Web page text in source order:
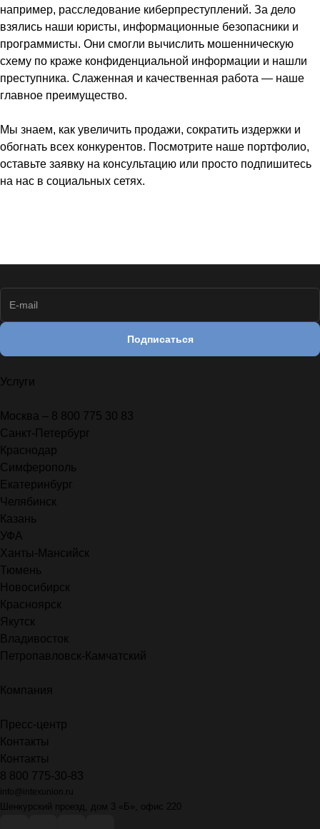
например, расследование киберпреступлений. За дело
взялись наши юристы, информационные безопасники и
программисты. Они смогли вычислить мошенническую
схему по краже конфиденциальной информации и нашли
преступника. Слаженная и качественная работа — наше
главное преимущество.
Мы знаем, как увеличить продажи, сократить издержки и
обогнать всех конкурентов. Посмотрите наше портфолио,
оставьте заявку на консультацию или просто подпишитесь
на нас в социальных сетях.
Подписаться
Услуги
Москва – 8 800 775 30 83
Санкт-Петербург
Краснодар
Симферополь
Екатеринбург
Челябинск
Казань
УФА
Ханты-Мансийск
Тюмень
Новосибирск
Красноярск
Якутск
Владивосток
Петропавловск-Камчатский
Компания
Пресс-центр
Контакты
Контакты
8 800 775-30-83
info@intexunion.ru
Шенкурский проезд, дом 3 «Б», офис 220